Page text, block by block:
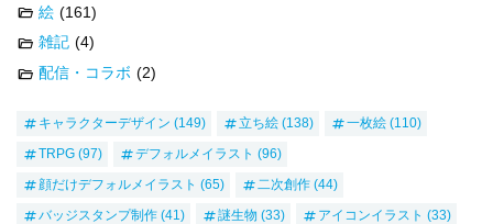
絵 (161)
雑記 (4)
配信・コラボ (2)
キャラクターデザイン (149) 立ち絵 (138) 一枚絵 (110)
TRPG (97) デフォルメイラスト (96)
顔だけデフォルメイラスト (65) 二次創作 (44)
バッジスタンプ制作 (41) 謎生物 (33) アイコンイラスト (33)